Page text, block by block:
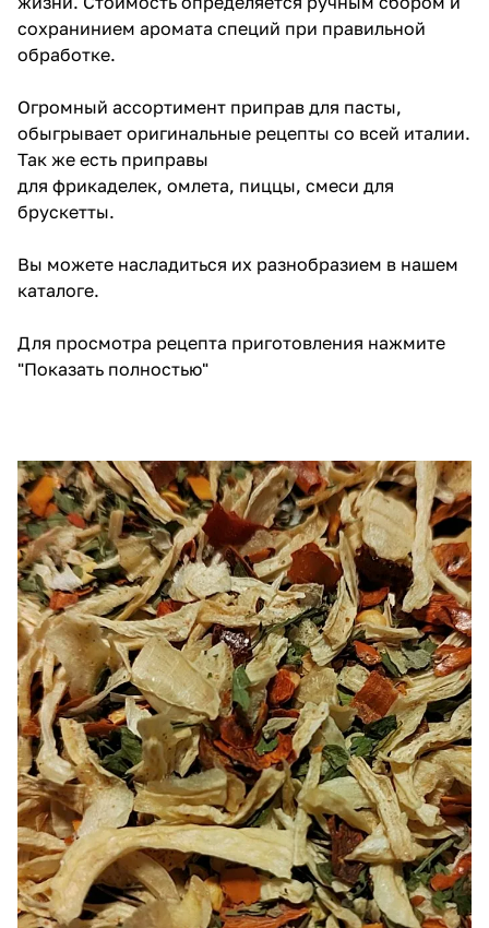
сохранинием аромата специй при правильной
обработке.
Огромный ассортимент приправ для пасты,
обыгрывает оригинальные рецепты со всей италии.
Так же есть приправы
для фрикаделек, омлета, пиццы, смеси для
брускетты.
Вы можете насладиться их разнобразием в нашем
каталоге.
Для просмотра рецепта приготовления нажмите
"Показать полностью"